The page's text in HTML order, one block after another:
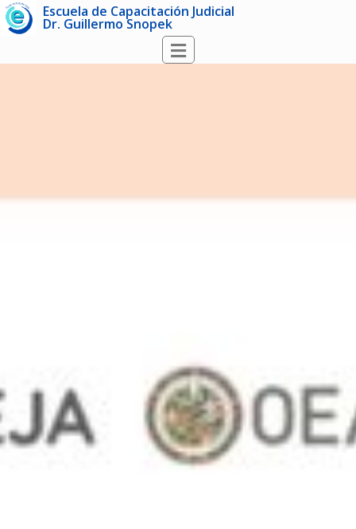
Escuela de Capacitación Judicial
Dr. Guillermo Snopek